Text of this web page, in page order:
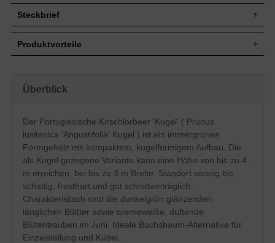
Steckbrief
Zuwachs
Wuchsform
Frucht
Dunkelrote Steinfrüchte, nicht zum
Verzehr geeignet
Blüte
Weiß bis cremeweiß, in 2 bis 15 cm
langen Trauben, im Juni, angenehm
duftend
Boden
Relativ anspruchslos, bevorzugt trockene
bis frische, durchlässige und nahrhafte
Untergründe, keine Staunässe
Standort
Sonnig bis schattig
Verwendung
Produktvorteile
gut schnittverträglich
optimal für sehr schmale Hecken
optimal für Hecken bis 4 m
Überblick
Der Portugiesische Kirschlorbeer 'Kugel' ( Prunus
lusitanica 'Angustifolia' Kugel ) ist ein immergrünes
Formgehölz mit kompaktem, kugelförmigem Aufbau. Die
als Kugel gezogene Variante kann eine Höhe von bis zu 4
m erreichen, bei bis zu 3 m Breite. Standort sonnig bis
schattig, frosthart und gut schnittverträglich.
Charakteristisch sind die dunkelgrün glänzenden,
länglichen Blätter sowie cremeweiße, duftende
Blütentrauben im Juni. Ideale Buchsbaum-Alternative für
Einzelstellung und Kübel.